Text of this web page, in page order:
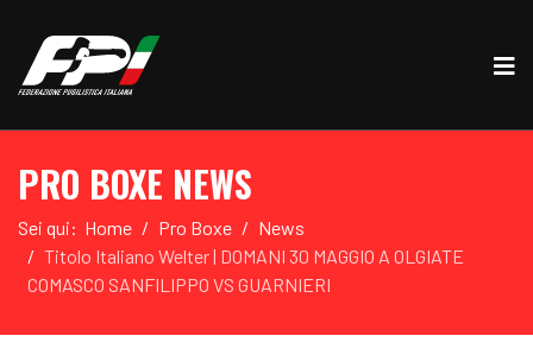
PRO BOXE NEWS
Sei qui: Home Pro Boxe
News
Titolo Italiano Welter | DOMANI 30 MAGGIO A OLGIATE
COMASCO SANFILIPPO VS GUARNIERI